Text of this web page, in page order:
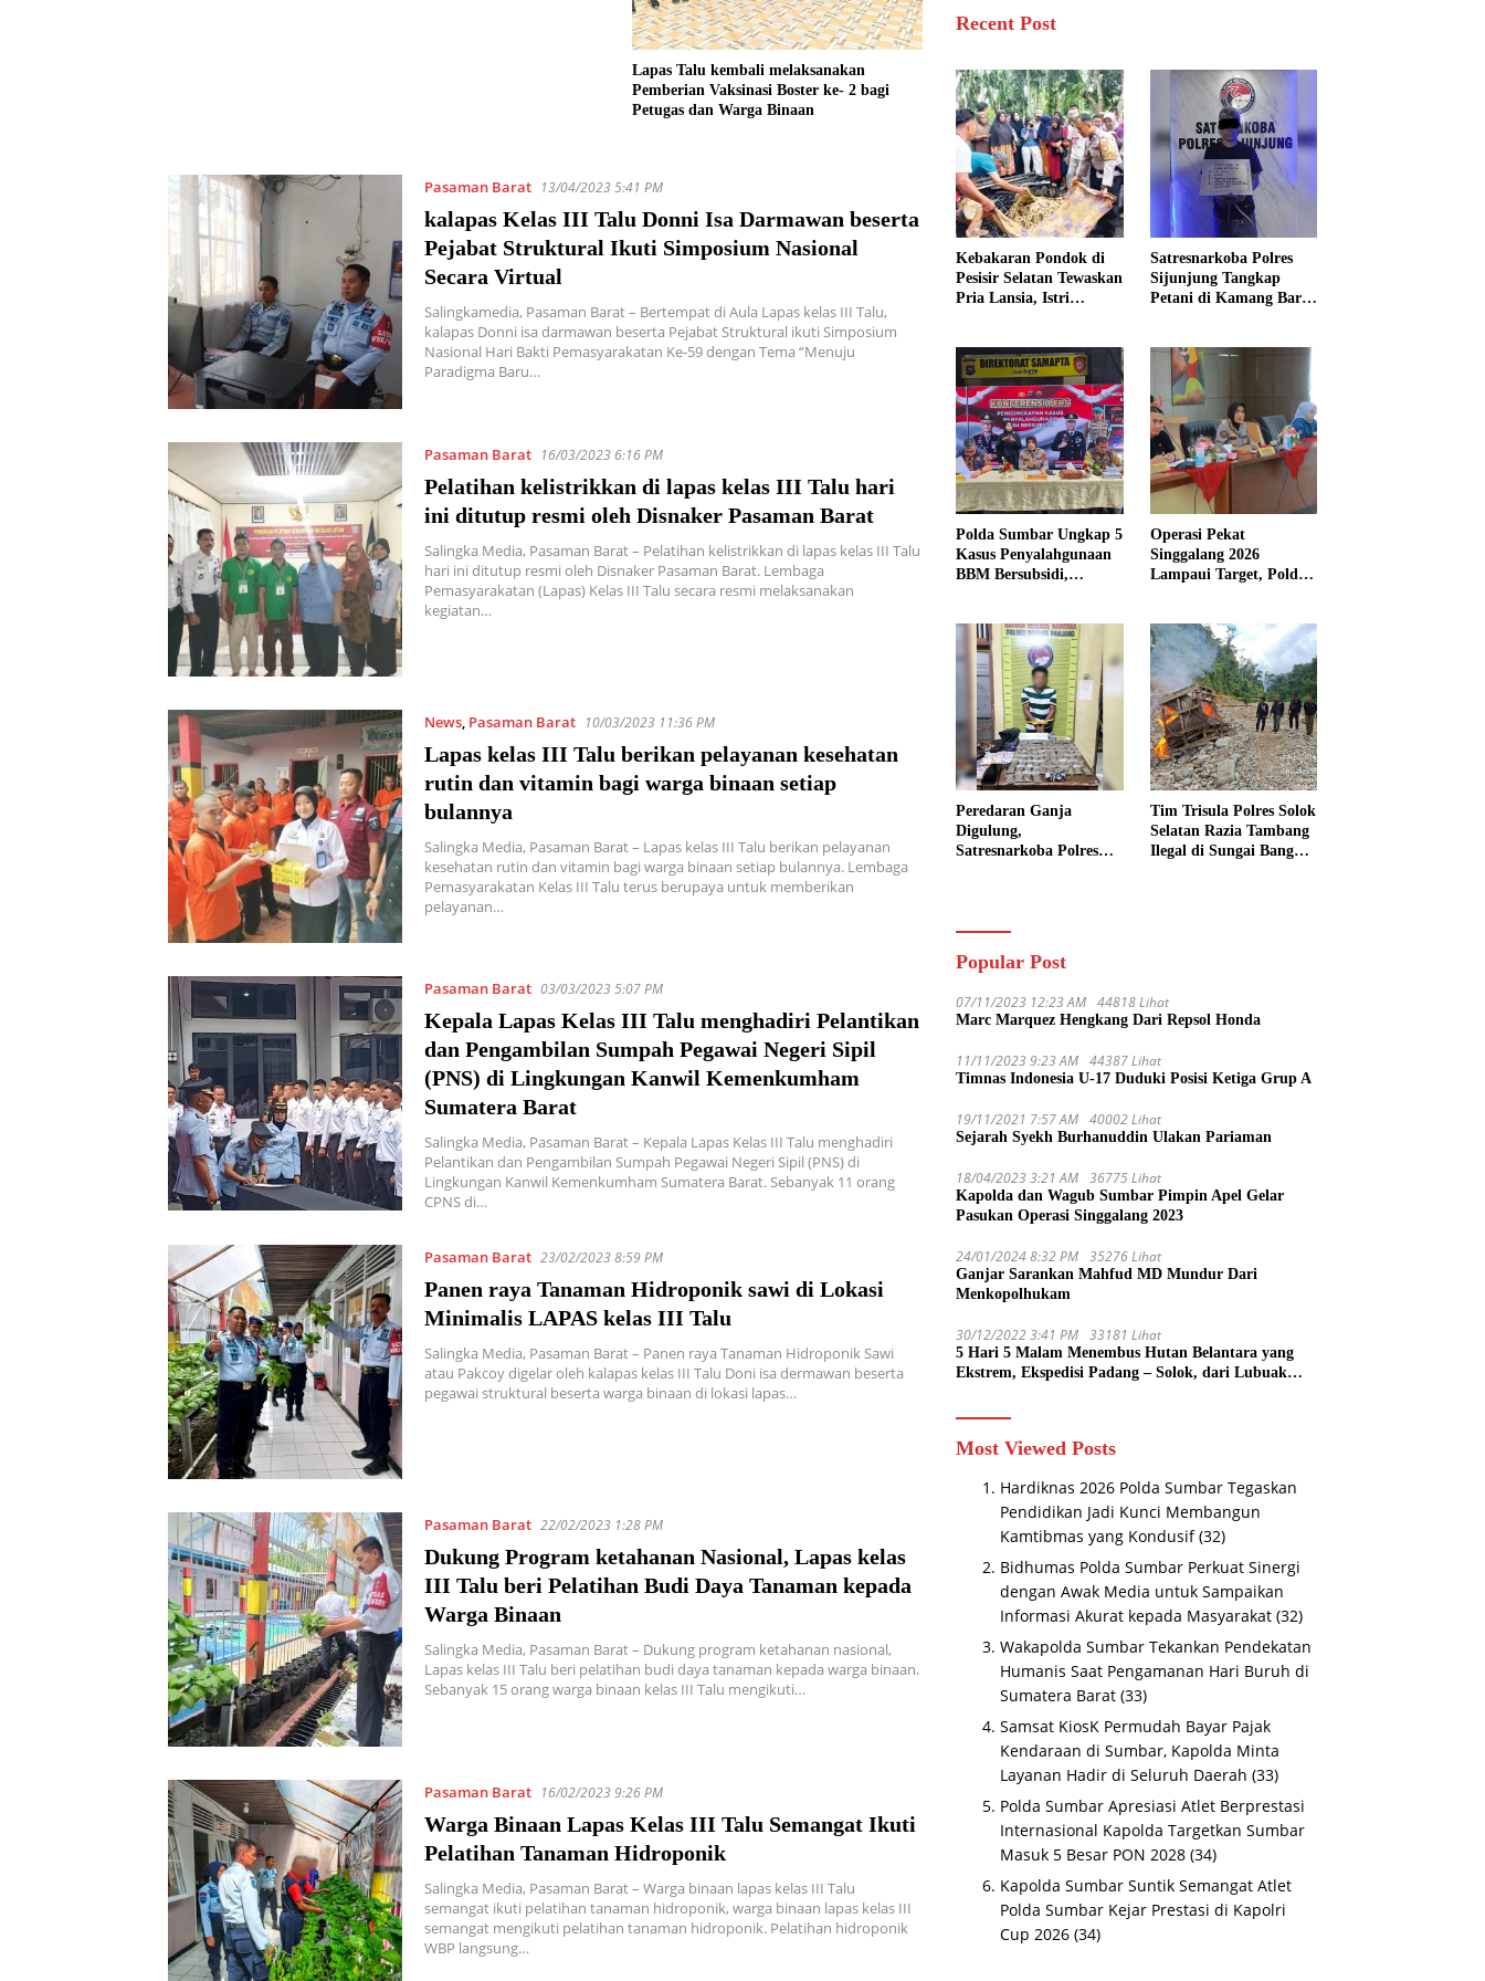
Lapas Talu kembali melaksanakan
Pemberian Vaksinasi Boster ke- 2 bagi
Petugas dan Warga Binaan
Pasaman Barat 13/04/2023 5:41 PM
kalapas Kelas III Talu Donni Isa Darmawan beserta
Pejabat Struktural Ikuti Simposium Nasional
Secara Virtual
Salingkamedia, Pasaman Barat – Bertempat di Aula Lapas kelas III Talu,
kalapas Donni isa darmawan beserta Pejabat Struktural ikuti Simposium
Nasional Hari Bakti Pemasyarakatan Ke-59 dengan Tema “Menuju
Paradigma Baru…
Pasaman Barat 16/03/2023 6:16 PM
Pelatihan kelistrikkan di lapas kelas III Talu hari
ini ditutup resmi oleh Disnaker Pasaman Barat
Salingka Media, Pasaman Barat – Pelatihan kelistrikkan di lapas kelas III Talu
hari ini ditutup resmi oleh Disnaker Pasaman Barat. Lembaga
Pemasyarakatan (Lapas) Kelas III Talu secara resmi melaksanakan
kegiatan…
News, Pasaman Barat 10/03/2023 11:36 PM
Lapas kelas III Talu berikan pelayanan kesehatan
rutin dan vitamin bagi warga binaan setiap
bulannya
Salingka Media, Pasaman Barat – Lapas kelas III Talu berikan pelayanan
kesehatan rutin dan vitamin bagi warga binaan setiap bulannya. Lembaga
Pemasyarakatan Kelas III Talu terus berupaya untuk memberikan
pelayanan…
Pasaman Barat 03/03/2023 5:07 PM
Kepala Lapas Kelas III Talu menghadiri Pelantikan
dan Pengambilan Sumpah Pegawai Negeri Sipil
(PNS) di Lingkungan Kanwil Kemenkumham
Sumatera Barat
Salingka Media, Pasaman Barat – Kepala Lapas Kelas III Talu menghadiri
Pelantikan dan Pengambilan Sumpah Pegawai Negeri Sipil (PNS) di
Lingkungan Kanwil Kemenkumham Sumatera Barat. Sebanyak 11 orang
CPNS di…
Pasaman Barat 23/02/2023 8:59 PM
Panen raya Tanaman Hidroponik sawi di Lokasi
Minimalis LAPAS kelas III Talu
Salingka Media, Pasaman Barat – Panen raya Tanaman Hidroponik Sawi
atau Pakcoy digelar oleh kalapas kelas III Talu Doni isa dermawan beserta
pegawai struktural beserta warga binaan di lokasi lapas…
Pasaman Barat 22/02/2023 1:28 PM
Dukung Program ketahanan Nasional, Lapas kelas
III Talu beri Pelatihan Budi Daya Tanaman kepada
Warga Binaan
Salingka Media, Pasaman Barat – Dukung program ketahanan nasional,
Lapas kelas III Talu beri pelatihan budi daya tanaman kepada warga binaan.
Sebanyak 15 orang warga binaan kelas III Talu mengikuti…
Pasaman Barat 16/02/2023 9:26 PM
Warga Binaan Lapas Kelas III Talu Semangat Ikuti
Pelatihan Tanaman Hidroponik
Salingka Media, Pasaman Barat – Warga binaan lapas kelas III Talu
semangat ikuti pelatihan tanaman hidroponik, warga binaan lapas kelas III
semangat mengikuti pelatihan tanaman hidroponik. Pelatihan hidroponik
WBP langsung…
Recent Post
Kebakaran Pondok di
Pesisir Selatan Tewaskan
Pria Lansia, Istri
Satresnarkoba Polres
Sijunjung Tangkap
Petani di Kamang Baru,
Polda Sumbar Ungkap 5
Kasus Penyalahgunaan
BBM Bersubsidi,
Bio Solar
Operasi Pekat
Singgalang 2026
Lampaui Target, Polda
Kriminal
Peredaran Ganja
Digulung,
Satresnarkoba Polres
Datar
Tim Trisula Polres Solok
Selatan Razia Tambang
Ilegal di Sungai Bangko,
Popular Post
07/11/2023 12:23 AM 44818 Lihat
Marc Marquez Hengkang Dari Repsol Honda
11/11/2023 9:23 AM 44387 Lihat
Timnas Indonesia U-17 Duduki Posisi Ketiga Grup A
19/11/2021 7:57 AM 40002 Lihat
Sejarah Syekh Burhanuddin Ulakan Pariaman
18/04/2023 3:21 AM 36775 Lihat
Kapolda dan Wagub Sumbar Pimpin Apel Gelar
Pasukan Operasi Singgalang 2023
24/01/2024 8:32 PM 35276 Lihat
Ganjar Sarankan Mahfud MD Mundur Dari
Menkopolhukam
30/12/2022 3:41 PM 33181 Lihat
5 Hari 5 Malam Menembus Hutan Belantara yang
Ekstrem, Ekspedisi Padang – Solok, dari Lubuak
Most Viewed Posts
Hardiknas 2026 Polda Sumbar Tegaskan
Pendidikan Jadi Kunci Membangun
Kamtibmas yang Kondusif (32)
Bidhumas Polda Sumbar Perkuat Sinergi
dengan Awak Media untuk Sampaikan
Informasi Akurat kepada Masyarakat (32)
Wakapolda Sumbar Tekankan Pendekatan
Humanis Saat Pengamanan Hari Buruh di
Sumatera Barat (33)
Samsat KiosK Permudah Bayar Pajak
Kendaraan di Sumbar, Kapolda Minta
Layanan Hadir di Seluruh Daerah (33)
Polda Sumbar Apresiasi Atlet Berprestasi
Internasional Kapolda Targetkan Sumbar
Masuk 5 Besar PON 2028 (34)
Kapolda Sumbar Suntik Semangat Atlet
Polda Sumbar Kejar Prestasi di Kapolri
Cup 2026 (34)